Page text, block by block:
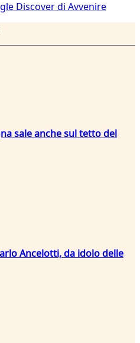
Discover di Avvenire
sale anche sul tetto del
Ancelotti, da idolo delle